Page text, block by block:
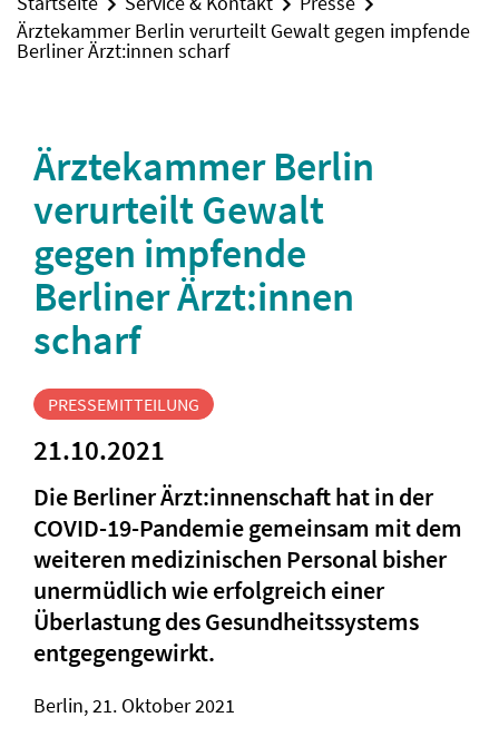
Ärztekammer Berlin verurteilt Gewalt gegen impfende
Berliner Ärzt:innen scharf
Ärztekammer Berlin
verurteilt Gewalt
gegen impfende
Berliner Ärzt:innen
scharf
PRESSEMITTEILUNG
21.10.2021
Die Berliner Ärzt:innenschaft hat in der
COVID-19-Pandemie gemeinsam mit dem
weiteren medizinischen Personal bisher
unermüdlich wie erfolgreich einer
Überlastung des Gesundheitssystems
entgegengewirkt.
Berlin, 21. Oktober 2021